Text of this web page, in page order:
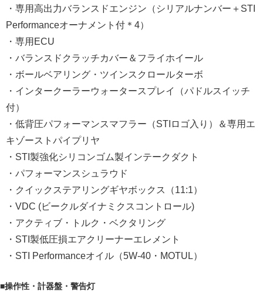
・専用高出力バランスドエンジン（シリアルナンバー＋STI
Performanceオーナメント付＊4）
・専用ECU
・バランスドクラッチカバー＆フライホイール
・ボールベアリング・ツインスクロールターボ
・インタークーラーウォータースプレイ（パドルスイッチ
付）
・低背圧パフォーマンスマフラー（STIロゴ入り）＆専用エ
キゾーストパイプリヤ
・STI製強化シリコンゴム製インテークダクト
・パフォーマンスシュラウド
・クイックステアリングギヤボックス（11:1）
・VDC (ビークルダイナミクスコントロール)
・アクティブ・トルク・ベクタリング
・STI製低圧損エアクリーナーエレメント
・STI Performanceオイル（5W-40・MOTUL）
■操作性・計器盤・警告灯